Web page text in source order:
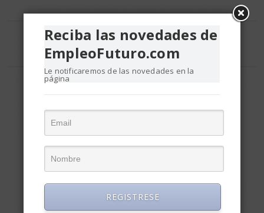
2 3 … 6 Página Siguiente
Reciba las novedades de
EmpleoFuturo.com
Le notificaremos de las novedades en la
página
REGISTRESE